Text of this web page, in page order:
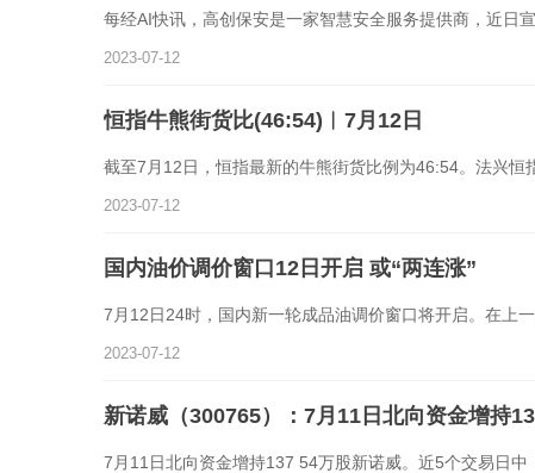
每经AI快讯，高创保安是一家智慧安全服务提供商，近日
2023-07-12
恒指牛熊街货比(46:54)︱7月12日
截至7月12日，恒指最新的牛熊街货比例为46:54。法兴恒
2023-07-12
国内油价调价窗口12日开启 或“两连涨”
7月12日24时，国内新一轮成品油调价窗口将开启。在上一
2023-07-12
新诺威（300765）：7月11日北向资金增持
7月11日北向资金增持137 54万股新诺威。近5个交易日中